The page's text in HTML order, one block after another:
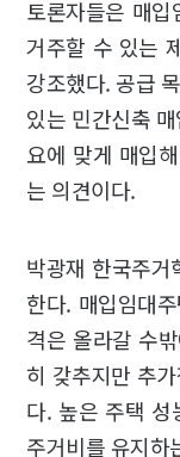
토론자들은 매
거주할 수 있는
강조했다. 공급
있는 민간신축
요에 맞게 매입
는 의견이다.
박광재 한국주
한다. 매입임대
격은 올라갈 수
히 갖추지만 추
다. 높은 주택 성
주거비를 유지하